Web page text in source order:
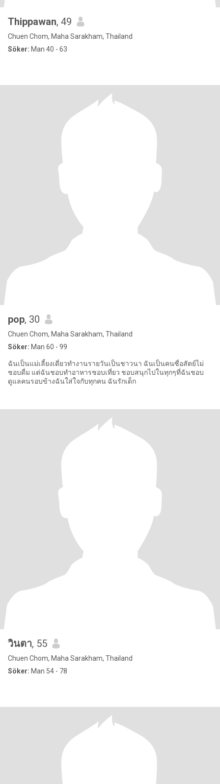
Thippawan, 49
Chuen Chom, Maha Sarakham, Thailand
Söker: Man 40 - 63
pop, 30
Chuen Chom, Maha Sarakham, Thailand
Söker: Man 60 - 99
ฉันเป็นแม่เลี้ยงเดี่ยวทำงานรายวันเป็นชาวนา ฉันเป็นคนซื่อสัตย์ไม่
ชอบดื่ม แต่ฉันชอบทำอาหารชอบเที่ยว ชอบสนุกไปในทุกๆที่ฉันชอบ
ดูแลคนรอบข้างฉันใส่ใจกับทุกคน ฉันรักเด็ก
วินตา, 55
Chuen Chom, Maha Sarakham, Thailand
Söker: Man 54 - 78